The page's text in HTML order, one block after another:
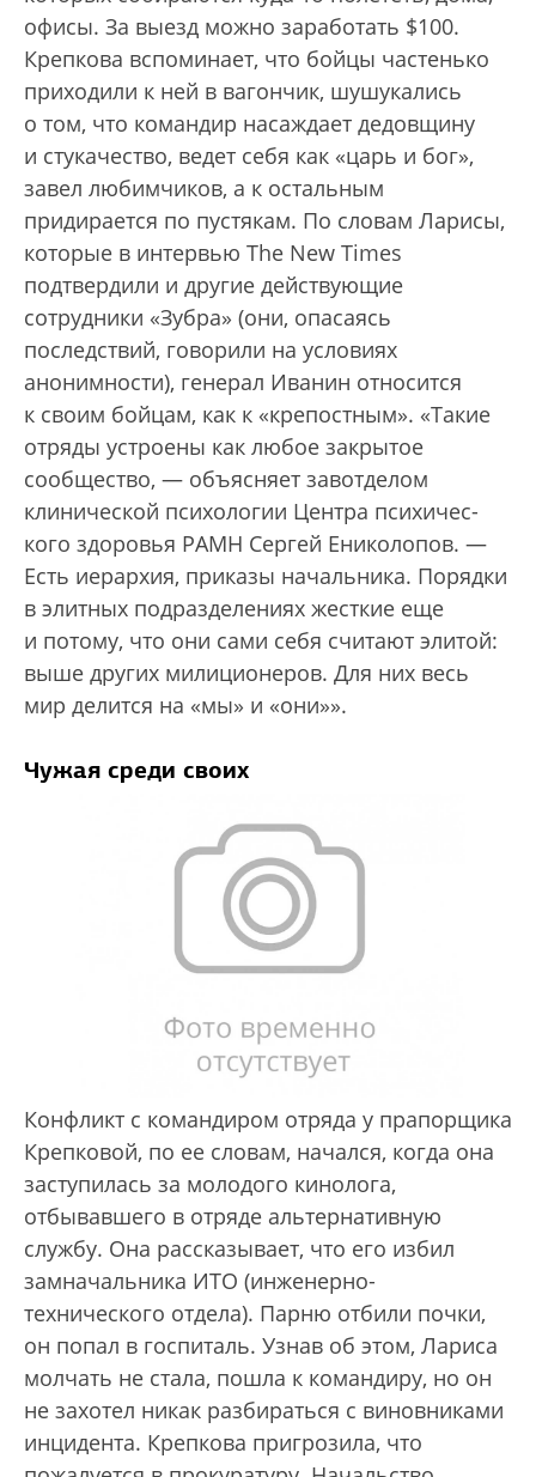
офисы. За выезд можно заработать $100.
Крепкова вспоминает, что бойцы частенько
приходили к ней в вагончик, шушукались
о том, что командир насаждает дедовщину
и стукачество, ведет себя как «царь и бог»,
завел любимчиков, а к остальным
придирается по пустякам. По словам Ларисы,
которые в интервью The New Times
подтвердили и другие действующие
сотрудники «Зубра» (они, опасаясь
последствий, говорили на условиях
анонимности), генерал Иванин относится
к своим бойцам, как к «крепостным». «Такие
отряды устроены как любое закрытое
сообщество, — объясняет завотделом
клинической психологии Центра психичес­
кого здоровья РАМН Сергей Ениколопов. —
Есть иерархия, приказы начальника. Порядки
в элитных подразделениях жесткие еще
и потому, что они сами себя считают элитой:
выше других милиционеров. Для них весь
мир делится на «мы» и «они»».
Чужая среди своих
Конфликт с командиром отряда у прапорщика
Крепковой, по ее словам, начался, когда она
заступилась за молодого кинолога,
отбывавшего в отряде альтернативную
службу. Она рассказывает, что его избил
замначальника ИТО (инженерно-
технического отдела). Парню отбили почки,
он попал в госпиталь. Узнав об этом, Лариса
молчать не стала, пошла к командиру, но он
не захотел никак разбираться с виновниками
инцидента. Крепкова пригрозила, что